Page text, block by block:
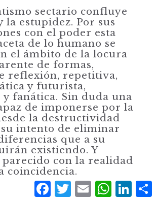
sectario confluye
la estupidez. Por sus
con el poder esta
de lo humano se
el ámbito de la locura
de formas,
reflexión, repetitiva,
y futurista,
fanática. Sin duda una
de imponerse por la
la destructividad
intento de eliminar
que a su
existiendo. Y
con la realidad
coincidencia.
FacebookTwitterEmail WhatsApp